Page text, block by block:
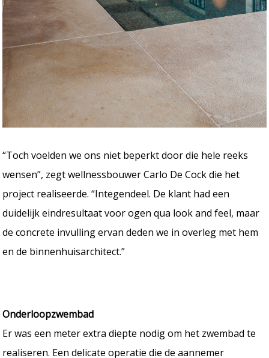
“Toch voelden we ons niet beperkt door die hele reeks
wensen”, zegt wellnessbouwer Carlo De Cock die het
project realiseerde. “Integendeel. De klant had een
duidelijk eindresultaat voor ogen qua look and feel, maar
de concrete invulling ervan deden we in overleg met hem
en de binnenhuisarchitect.”
Onderloopzwembad
Er was een meter extra diepte nodig om het zwembad te
realiseren. Een delicate operatie die de aannemer